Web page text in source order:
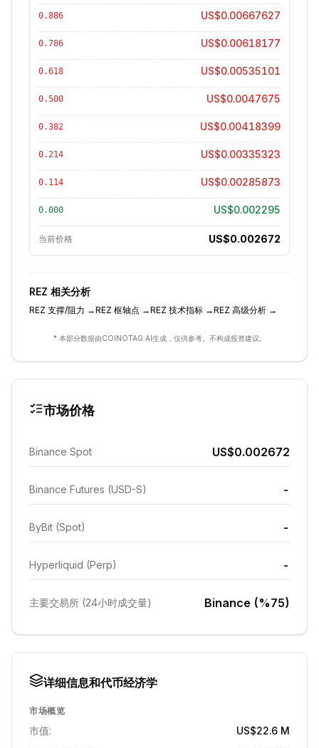
0.886 US$0.00667627
0.786 US$0.00618177
0.618 US$0.00535101
0.500 US$0.0047675
0.382 US$0.00418399
0.214 US$0.00335323
0.114 US$0.00285873
0.000 US$0.002295
当前价格 US$0.002672
REZ 相关分析
REZ 支撑/阻力 →REZ 枢轴点 →REZ 技术指标 →REZ 高级分析 →
* 本部分数据由COINOTAG AI生成，仅供参考。不构成投资建议。
市场价格
Binance Spot US$0.002672
Binance Futures (USD-S) -
ByBit (Spot) -
Hyperliquid (Perp) -
主要交易所 (24小时成交量) Binance (%75)
详细信息和代币经济学
市场概览
市值:
US$22.6 M